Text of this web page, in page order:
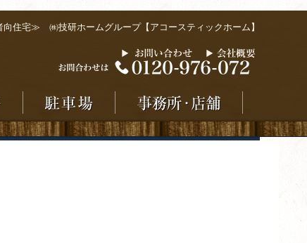
住宅≫ ㈱技研ホームグループ【アコースティックホーム】